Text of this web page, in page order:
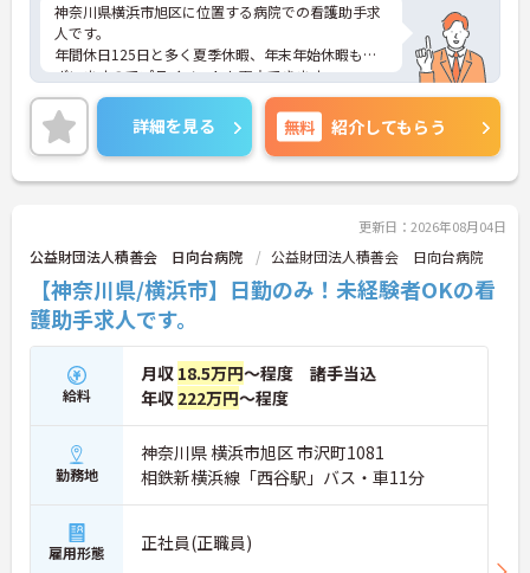
神奈川県横浜市旭区に位置する病院での看護助手求
人です。
年間休日125日と多く夏季休暇、年末年始休暇もご
ざいますのでプライベートも両立できます。
ご興味のある方はお気軽にお問い合わせ下さい。
詳細を見る 無料 紹介してもらう
更新日：2026年08月04日
公益財団法人積善会 日向台病院 公益財団法人積善会 日向台病院
【神奈川県/横浜市】日勤のみ！未経験者OKの看
護助手求人です。
給料
月収 18.5万円～程度 諸手当込
年収 222万円～程度
勤務地
神奈川県 横浜市旭区 市沢町1081
相鉄新横浜線「西谷駅」バス・車11分
雇用形態 正社員(正職員)